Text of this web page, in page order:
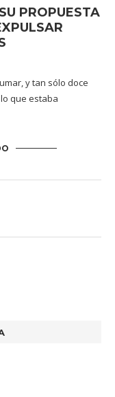
PROPUESTA
y tan sólo doce
que estaba